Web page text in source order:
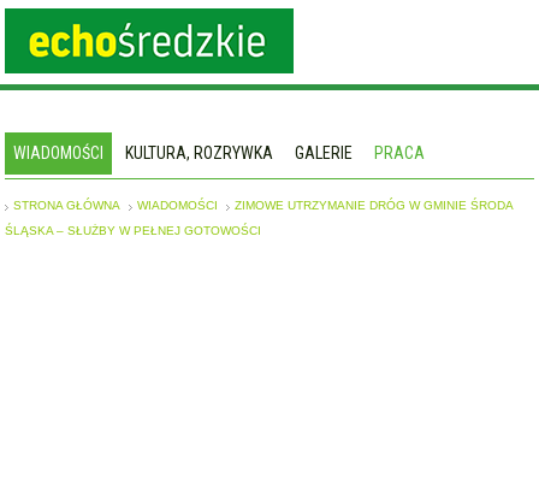
WIADOMOŚCI KULTURA, ROZRYWKA GALERIE PRACA
STRONA GŁÓWNA WIADOMOŚCI
ZIMOWE UTRZYMANIE DRÓG W GMINIE ŚRODA
ŚLĄSKA – SŁUŻBY W PEŁNEJ GOTOWOŚCI